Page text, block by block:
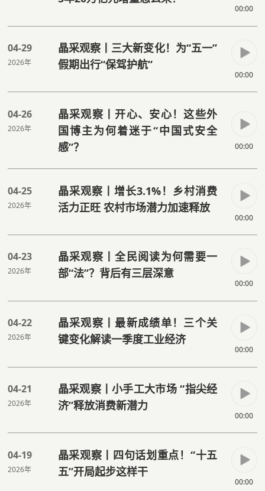
00:00
04-29
2026年
晶采观察丨三大新变化！为“五一”
假期出行“保驾护航”
00:00
04-26
2026年
晶采观察丨开心、安心！这些外
国博主为何着迷于“中国式安全
感”？
00:00
04-25
2026年
晶采观察丨增长3.1%！乡村消费
活力正旺 农村市场潜力加速释放
00:00
04-23
2026年
晶采观察丨全民阅读为何需要一
部“法”？背后有三层深意
00:00
04-22
2026年
晶采观察丨最新成绩单！三个关
键变化解读一季度工业经济
00:00
04-21
2026年
晶采观察丨小手工大市场 “指尖经
济”释放消费新潜力
00:00
04-19
2026年
晶采观察丨四句话划重点！“十五
五”开局起步这样干
00:00